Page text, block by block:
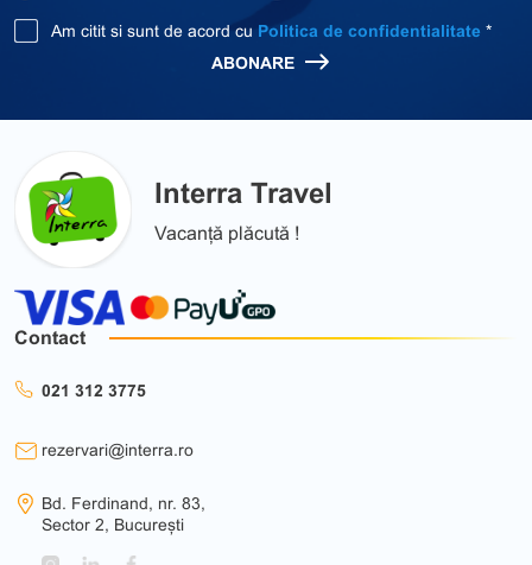
Am citit si sunt de acord cu Politica de confidentialitate *
ABONARE
Interra Travel
Vacanță plăcută !
Contact
021 312 3775
rezervari@interra.ro
Bd. Ferdinand, nr. 83,
Sector 2, București